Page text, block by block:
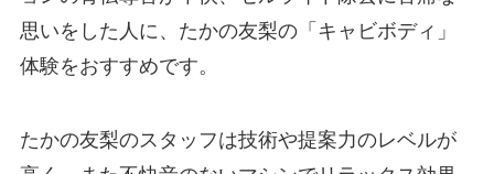
思いをした人に、たかの友梨の「キャビボディ」
体験をおすすめです。
たかの友梨のスタッフは技術や提案力のレベルが